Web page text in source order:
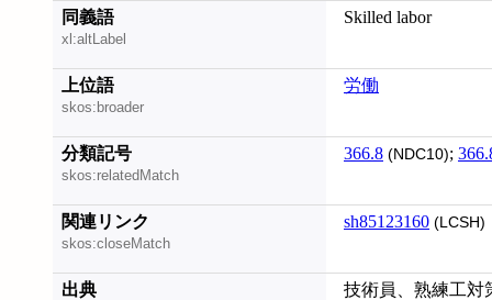
同義語
xl:altLabel
Skilled labor
上位語
skos:broader
労働
分類記号
skos:relatedMatch
366.8 (NDC10);
関連リンク
skos:closeMatch
sh85123160 (LCSH)
出典
技術員、熟練工対